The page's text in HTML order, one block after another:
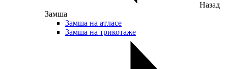
Назад
Замша
Замша на атласе
Замша на трикотаже